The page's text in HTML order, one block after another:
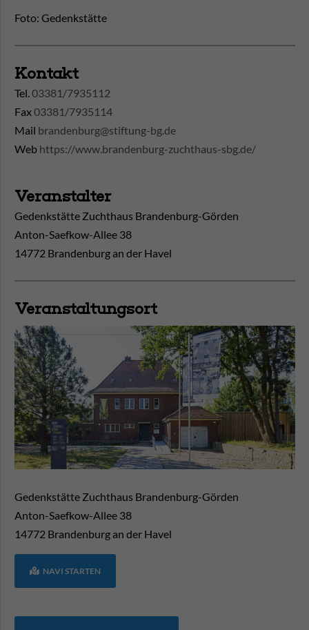
Foto: Gedenkstätte
Kontakt
Tel.03381/7935112
Fax03381/7935114
Mail brandenburg@stiftung-bg.de
Web https://www.brandenburg-zuchthaus-sbg.de/
Veranstalter
Gedenkstätte Zuchthaus Brandenburg-Görden
Anton-Saefkow-Allee 38
14772 Brandenburg an der Havel
Veranstaltungsort
Gedenkstätte Zuchthaus Brandenburg-Görden
Anton-Saefkow-Allee 38
14772 Brandenburg an der Havel
NAVI STARTEN